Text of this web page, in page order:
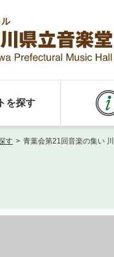
を探す
す > 青葉会第21回音楽の集い